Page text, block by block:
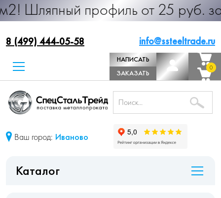
профиль от 25 руб. за м.п.
8 (499) 444-05-58 info@ssteeltrade.ru
НАПИСАТЬ
ДИРЕКТОРУ
ЗАКАЗАТЬ
ЗВОНОК
0
0
Ваш город: Иваново
Каталог